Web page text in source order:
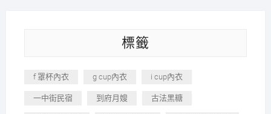
標籤
f 罩杯內衣 g cup內衣 i cup內衣
一中街民宿 到府月嫂 古法黑糖